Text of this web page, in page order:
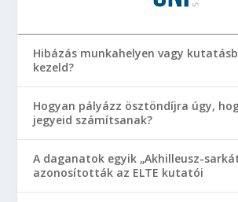
Hibázás munkahelyen vagy
kezeld?
Hogyan pályázz ösztöndíjra úgy,
jegyeid számítsanak?
A daganatok egyik „Akhilleusz-
azonosították az ELTE kutatói